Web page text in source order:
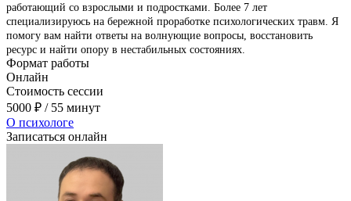
работающий со взрослыми и подростками. Более 7 лет
специализируюсь на бережной проработке психологических травм. Я
помогу вам найти ответы на волнующие вопросы, восстановить
ресурс и найти опору в нестабильных состояниях.
Формат работы
Онлайн
Стоимость сессии
5000 ₽ / 55 минут
О психологе
Записаться онлайн